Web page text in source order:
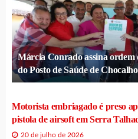
Márcia Conrado assina ordem
do Posto de Saúde de Chocalho
Motorista embriagado é preso
pistola de airsoft em Serra
20 de julho de 2026